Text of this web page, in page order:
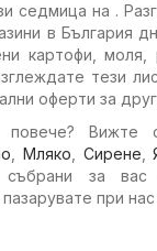
седмица на .
в България
картофи, моля,
тези
оферти за
повече? Вижте
Мляко Сирене ,
събрани за
при